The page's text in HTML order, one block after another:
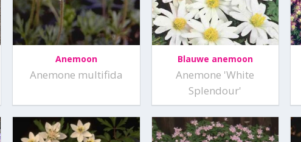
Anemoon
Anemone multifida
Blauwe anemoon
Anemone 'White
Splendour'